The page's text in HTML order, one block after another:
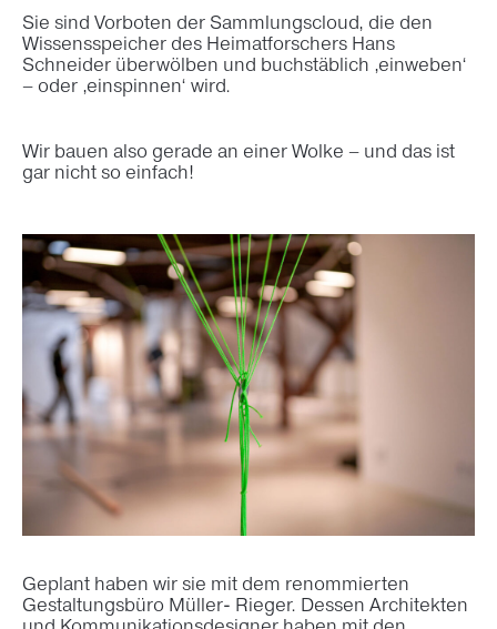
Sie sind Vorboten der Sammlungscloud, die den
Wissensspeicher des Heimatforschers Hans
Schneider überwölben und buchstäblich ‚einweben‘
– oder ‚einspinnen‘ wird.
Wir bauen also gerade an einer Wolke – und das ist
gar nicht so einfach!
Geplant haben wir sie mit dem renommierten
Gestaltungsbüro Müller- Rieger. Dessen Architekten